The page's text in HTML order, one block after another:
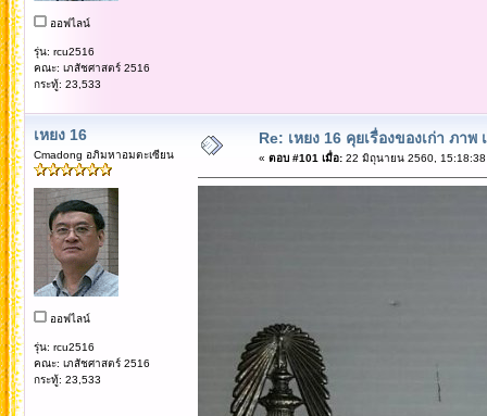
ออฟไลน์
รุ่น: rcu2516
คณะ: เภสัชศาสตร์ 2516
กระทู้: 23,533
เหยง 16
Cmadong อภิมหาอมตะเซียน
ออฟไลน์
รุ่น: rcu2516
คณะ: เภสัชศาสตร์ 2516
กระทู้: 23,533
Re: เหยง 16 คุยเรื่องของเก่า ภา
« ตอบ #101 เมื่อ:22 มิถุนายน 2560, 15:18:38